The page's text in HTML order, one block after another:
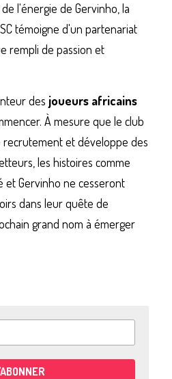
l'énergie de Gervinho, la
témoigne d'un partenariat
rempli de passion et
des joueurs africains
À mesure que le club
et développe des
les histoires comme
et Gervinho ne cesseront
dans leur quête de
grand nom à émerger